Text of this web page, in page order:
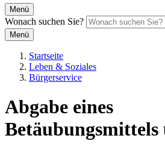
Menü
Wonach suchen Sie?
Menü
Startseite
Leben & Soziales
Bürgerservice
Abgabe eines
Betäubungsmittels